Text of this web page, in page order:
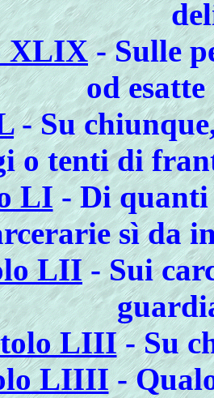
XLIX- Sulle
od esatte
- Su
o tenti di
LI- Di quanti
sì da
LII- Sui
LIII- Su
LIIII-